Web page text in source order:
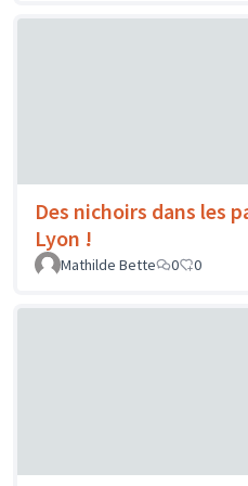
Des nichoirs dans les
Lyon !
Mathilde Bette
0 0